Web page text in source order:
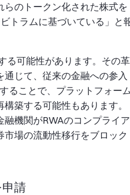
のトークン化された株式を
トラムに基づいている」と
る可能性があります。その革
じて、従来の金融への参入
ることで、プラットフォー
築する可能性もあります。
機関がRWAのコンプライア
場の流動性移行をブロック
請